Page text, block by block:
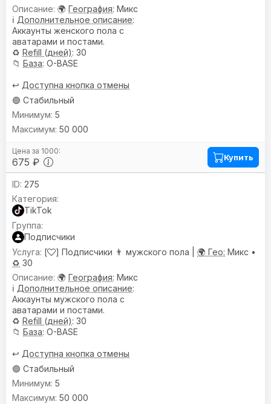
🌍 География: Микс
ℹ️ Дополнительное описание:
Аккаунты женского пола с
аватарами и постами.
♻️ Refill (дней): 30
📁 База: O-BASE
↩️ Доступна кнопка отмены
🟢 Стабильный
675 ₽
5
50 000
Купить
275
TikTok
Подписчики
[
] Подписчики 👨 мужского пола | 🌍 Гео: Микс •
♻️ 30
🌍 География: Микс
ℹ️ Дополнительное описание:
Аккаунты мужского пола с
аватарами и постами.
♻️ Refill (дней): 30
📁 База: O-BASE
↩️ Доступна кнопка отмены
🟢 Стабильный
5
50 000